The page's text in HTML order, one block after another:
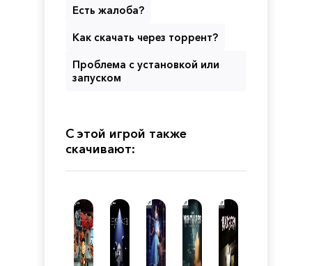
Есть жалоба?
Как скачать через торрент?
Проблема с установкой или
запуском
С этой игрой также
скачивают: